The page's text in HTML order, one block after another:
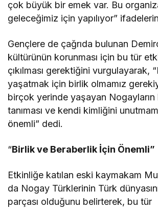
çok büyük bir emek var. Bu
geleceğimiz için yapılıyor”
Gençlere de çağrıda bulunan
kültürünün korunması için bu tür
çıkılması gerektiğini vurgulayarak,
yaşatmak için birlik olmamız
birçok yerinde yaşayan Nogayların
tanıması ve kendi kimliğini
önemli” dedi.
“Birlik ve Beraberlik İçin Önemli”
Etkinliğe katılan eski kaymakam
da Nogay Türklerinin Türk
parçası olduğunu belirterek, bu tür